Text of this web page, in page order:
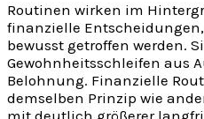
Routinen wirken im
finanzielle
bewusst getroffen werden.
Gewohnheitsschleifen aus
Belohnung. Finanzielle
demselben Prinzip wie